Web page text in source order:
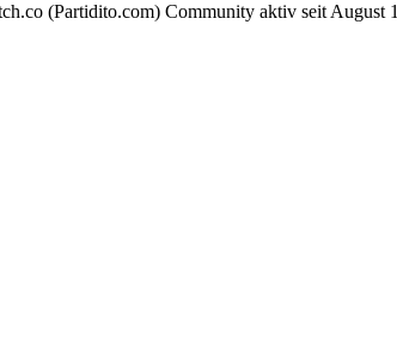
(Partidito.com) Community aktiv seit August